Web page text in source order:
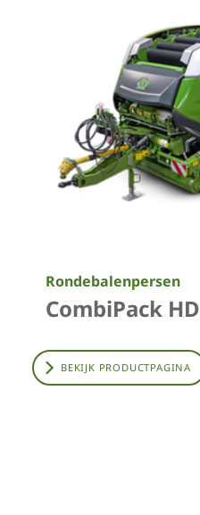
Rondebalenpersen
CombiPack
BEKIJK PRODUCTPAGINA